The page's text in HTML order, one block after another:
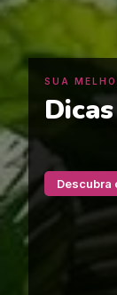
SUA
Descubra